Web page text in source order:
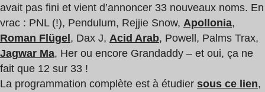
avait pas fini et vient d’annoncer 33 nouveaux noms. En
vrac : PNL (!), Pendulum, Rejjie Snow, Apollonia,
Roman Flügel, Dax J, Acid Arab, Powell, Palms Trax,
Jagwar Ma, Her ou encore Grandaddy – et oui, ça ne
fait que 12 sur 33 !
La programmation complète est à étudier sous ce lien,